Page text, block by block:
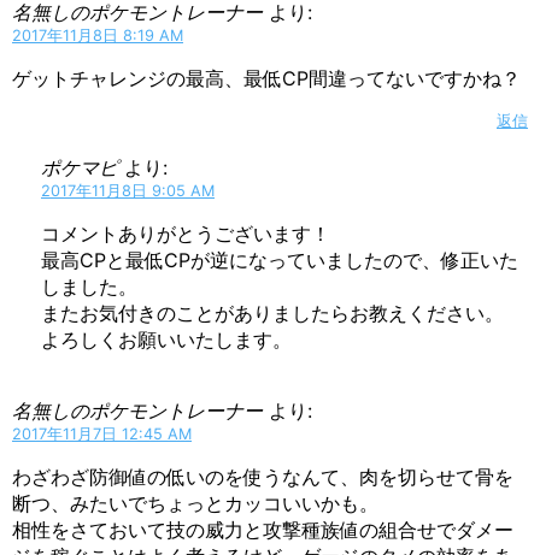
名無しのポケモントレーナー より:
2017年11月8日 8:19 AM
ゲットチャレンジの最高、最低CP間違ってないですかね？
返信
ポケマピ より:
2017年11月8日 9:05 AM
コメントありがとうございます！
最高CPと最低CPが逆になっていましたので、修正いた
しました。
またお気付きのことがありましたらお教えください。
よろしくお願いいたします。
名無しのポケモントレーナー より:
2017年11月7日 12:45 AM
わざわざ防御値の低いのを使うなんて、肉を切らせて骨を
断つ、みたいでちょっとカッコいいかも。
相性をさておいて技の威力と攻撃種族値の組合せでダメー